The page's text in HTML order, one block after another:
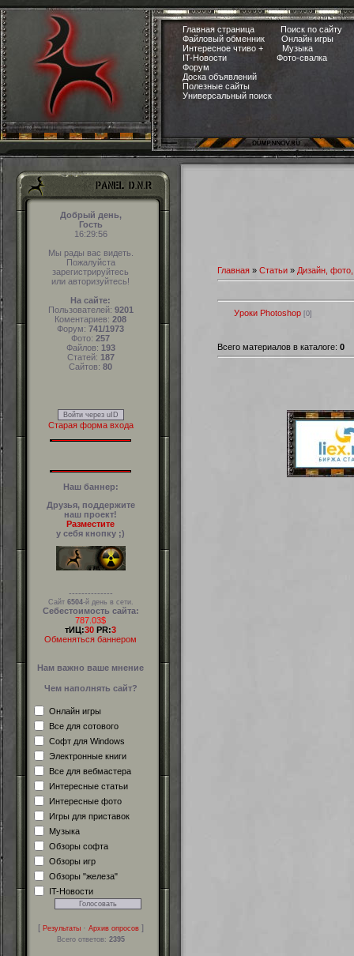
Главная страница
Поиск по сайту
Файловый обменник
Онлайн игры
Интересное чтиво +
Музыка
IT-Новости
Фото-свалка
Форум
Доска объявлений
Полезные сайты
Универсальный поиск
Добрый день,
Гость
16:29:57
Мы рады вас видеть.
Пожалуйста
зарегистрируйтесь
или авторизуйтесь!
На сайте:
Пользователей: 9201
Коментариев: 208
Форум: 741/1973
Фото: 257
Файлов: 193
Статей: 187
Сайтов: 80
Войти через uID
Старая форма входа
Наш баннер:
Друзья, поддержите
наш проект!
Разместите
у себя кнопку ;)
--------------
Сайт 6504-й день в сети.
Себестоимость сайта:
787.03$
тИЦ:30 PR:3
Обменяться баннером
Нам важно ваше мнение
Чем наполнять сайт?
Онлайн игры
Все для сотового
Софт для Windows
Электронные книги
Все для вебмастера
Интересные статьи
Интересные фото
Игры для приставок
Музыка
Обзоры софта
Обзоры игр
Обзоры "железа"
IT-Новости
[ Результаты· Архив опросов]
Всего ответов: 2395
Главная » Статьи » Дизайн,
Уроки Photoshop [0]
Всего материалов в каталоге: 0